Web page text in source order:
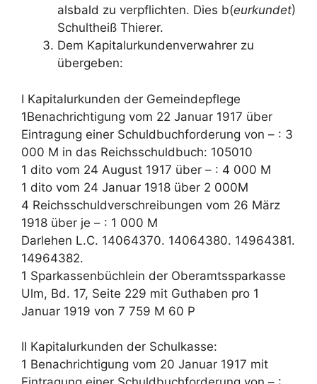
alsbald zu verpflichten. Dies b(eurkundet)
Schultheiß Thierer.
Dem Kapitalurkundenverwahrer zu
übergeben:
I Kapitalurkunden der Gemeindepflege
1Benachrichtigung vom 22 Januar 1917 über
Eintragung einer Schuldbuchforderung von – : 3
000 M in das Reichsschuldbuch: 105010
1 dito vom 24 August 1917 über – : 4 000 M
1 dito vom 24 Januar 1918 über 2 000M
4 Reichsschuldverschreibungen vom 26 März
1918 über je – : 1 000 M
Darlehen L.C. 14064370. 14064380. 14964381.
14964382.
1 Sparkassenbüchlein der Oberamtssparkasse
Ulm, Bd. 17, Seite 229 mit Guthaben pro 1
Januar 1919 von 7 759 M 60 P
II Kapitalurkunden der Schulkasse:
1 Benachrichtigung vom 20 Januar 1917 mit